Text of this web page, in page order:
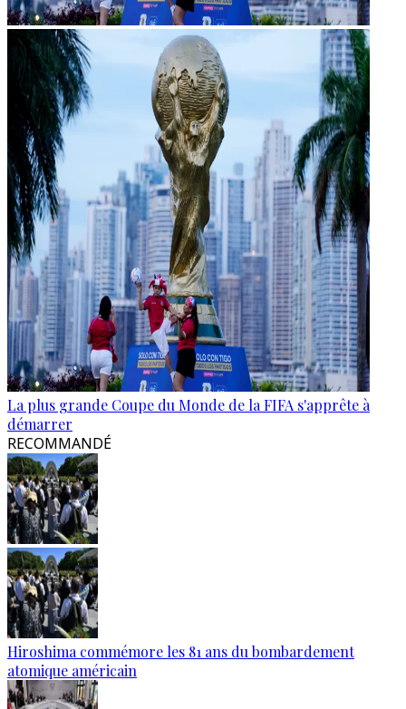
La plus grande Coupe du Monde de la FIFA s'apprête à
démarrer
RECOMMANDÉ
Hiroshima commémore les 81 ans du bombardement
atomique américain